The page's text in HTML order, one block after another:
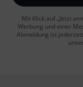
Mit Klick auf „Jetzt
Werbung und einer
Abmeldung ist